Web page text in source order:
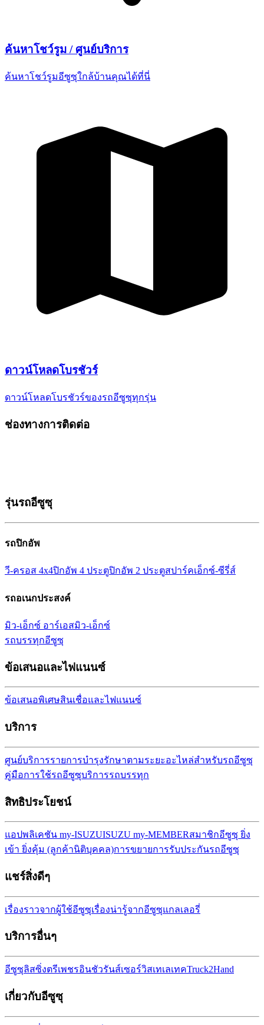
ค้นหาโชว์รูม / ศูนย์บริการ
ค้นหาโชว์รูมอีซูซุใกล้บ้านคุณได้ที่นี่
ดาวน์โหลดโบรชัวร์
ดาวน์โหลดโบรชัวร์ของรถอีซูซุทุกรุ่น
ช่องทางการติดต่อ
รุ่นรถอีซูซุ
รถปิกอัพ
วี-ครอส 4x4ปิกอัพ 4 ประตูปิกอัพ 2 ประตูสปาร์คเอ็กซ์-ซีรี่ส์
รถอเนกประสงค์
มิว-เอ็กซ์ อาร์เอสมิว-เอ็กซ์
รถบรรทุกอีซูซุ
ข้อเสนอและไฟแนนซ์
ข้อเสนอพิเศษสินเชื่อและไฟแนนซ์
บริการ
ศูนย์บริการรายการบำรุงรักษาตามระยะอะไหล่สำหรับรถอีซูซุ
คู่มือการใช้รถอีซูซุบริการรถบรรทุก
สิทธิประโยชน์
แอปพลิเคชัน my-ISUZUISUZU my-MEMBERสมาชิกอีซูซุ ยิ่ง
เข้า ยิ่งคุ้ม (ลูกค้านิติบุคคล)การขยายการรับประกันรถอีซูซุ
แชร์สิ่งดีๆ
เรื่องราวจากผู้ใช้อีซูซุเรื่องน่ารู้จากอีซูซุแกลเลอรี่
บริการอื่นๆ
อีซูซุลิสซิ่งตรีเพชรอินชัวรันส์เซอร์วิสเทเลเทคTruck2Hand
เกี่ยวกับอีซูซุ